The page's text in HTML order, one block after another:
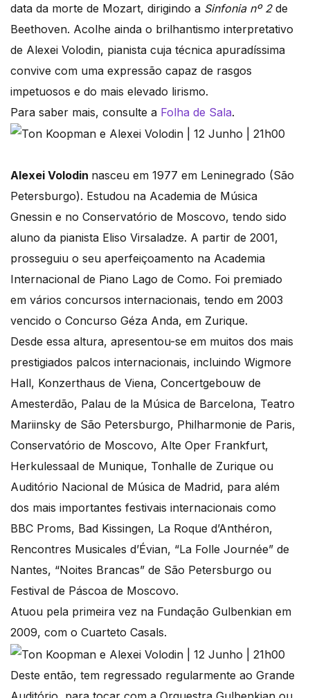
data da morte de Mozart, dirigindo a Sinfonia nº 2de
Beethoven. Acolhe ainda o brilhantismo interpretativo
de Alexei Volodin, pianista cuja técnica apuradíssima
convive com uma expressão capaz de rasgos
impetuosos e do mais elevado lirismo.
Para saber mais, consulte a Folha de Sala.
Alexei Volodin nasceu em 1977 em Leninegrado (São
Petersburgo). Estudou na Academia de Música
Gnessin e no Conservatório de Moscovo, tendo sido
aluno da pianista Eliso Virsaladze. A partir de 2001,
prosseguiu o seu aperfeiçoamento na Academia
Internacional de Piano Lago de Como. Foi premiado
em vários concursos internacionais, tendo em 2003
vencido o Concurso Géza Anda, em Zurique.
Desde essa altura, apresentou-se em muitos dos mais
prestigiados palcos internacionais, incluindo Wigmore
Hall, Konzerthaus de Viena, Concertgebouw de
Amesterdão, Palau de la Música de Barcelona, Teatro
Mariinsky de São Petersburgo, Philharmonie de Paris,
Conservatório de Moscovo, Alte Oper Frankfurt,
Herkulessaal de Munique, Tonhalle de Zurique ou
Auditório Nacional de Música de Madrid, para além
dos mais importantes festivais internacionais como
BBC Proms, Bad Kissingen, La Roque d’Anthéron,
Rencontres Musicales d’Évian, “La Folle Journée” de
Nantes, “Noites Brancas” de São Petersburgo ou
Festival de Páscoa de Moscovo.
Atuou pela primeira vez na Fundação Gulbenkian em
2009, com o Cuarteto Casals.
Deste então, tem regressado regularmente ao Grande